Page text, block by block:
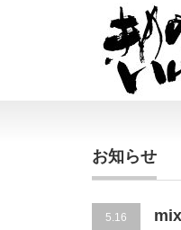
お知らせ
5.16